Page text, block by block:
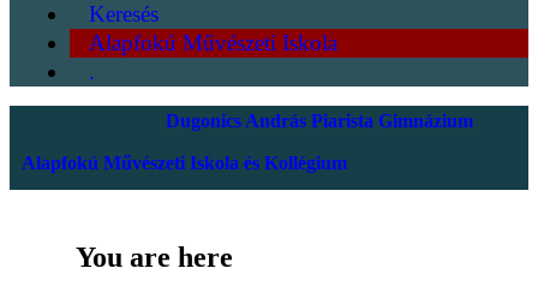
Keresés
Alapfokú Művészeti Iskola
.
Dugonics András Piarista Gimnázium
Alapfokú Művészeti Iskola és Kollégium
You are here